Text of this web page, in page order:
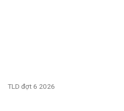
TLD đợt 6 2026